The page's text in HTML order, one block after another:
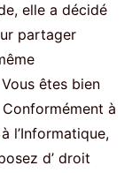
elle a décidé
partager
êtes bien
à
l’Informatique,
d’ droit